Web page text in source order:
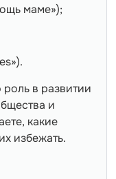
маме»);
в развитии
и
какие
избежать.